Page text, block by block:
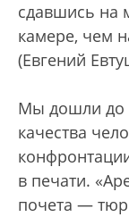
сдавшись на
камере, чем
(Евгений
Мы дошли до
качества
в печати.
почета —